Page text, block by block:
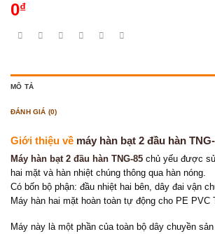
0₫
MÔ TẢ
ĐÁNH GIÁ (0)
Giới thiệu về máy hàn bạt 2 đầu hàn
Máy hàn bạt 2 đầu hàn TNG-85 chủ yếu được
hai mặt và hàn nhiệt chúng thông qua hàn nóng.
Có bốn bộ phận: đầu nhiệt hai bên, dây đai vận
Máy hàn hai mặt hoàn toàn tự động cho PE PVC
Máy này là một phần của toàn bộ dây chuyền